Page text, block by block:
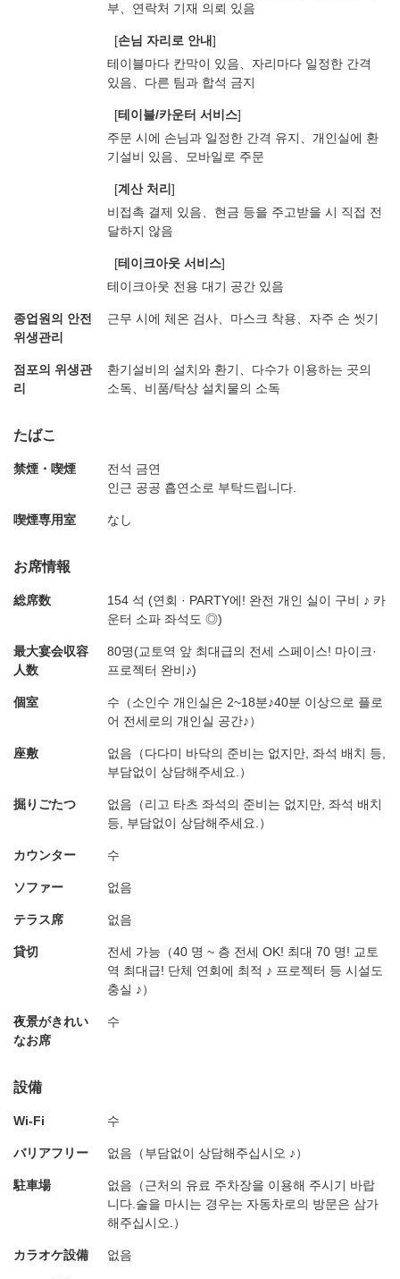
부
연락처 기재 의뢰 있음
[손님 자리로 안내]
테이블마다 칸막이 있음
자리마다 일정한 간격
있음
다른 팀과 합석 금지
[테이블/카운터 서비스]
주문 시에 손님과 일정한 간격 유지
개인실에 환
기설비 있음
모바일로 주문
[계산 처리 ]
비접촉 결제 있음
현금 등을 주고받을 시 직접 전
달하지 않음
[테이크아웃 서비스]
테이크아웃 전용 대기 공간 있음
종업원의 안전
위생관리
근무 시에 체온 검사 마스크 착용 자주 손 씻기
점포의 위생관
리
환기설비의 설치와 환기
다수가 이용하는 곳의
소독
비품/탁상 설치물의 소독
たばこ
禁煙・喫煙
전석 금연
인근 공공 흡연소로 부탁드립니다.
喫煙専用室 なし
お席情報
総席数
154 석 (연회 · PARTY에! 완전 개인 실이 구비 ♪ 카
운터 소파 좌석도 ◎)
最大宴会収容
人数
80명(교토역 앞 최대급의 전세 스페이스! 마이크·
프로젝터 완비♪)
個室
수（소인수 개인실은 2~18분♪40분 이상으로 플로
어 전세로의 개인실 공간♪）
座敷
없음（다다미 바닥의 준비는 없지만, 좌석 배치 등,
부담없이 상담해주세요.）
掘りごたつ
없음（리고 타츠 좌석의 준비는 없지만, 좌석 배치
등, 부담없이 상담해주세요.）
カウンター 수
ソファー 없음
テラス席 없음
貸切
전세 가능（40 명 ~ 층 전세 OK! 최대 70 명! 교토
역 최대급! 단체 연회에 최적 ♪ 프로젝터 등 시설도
충실 ♪）
夜景がきれい
なお席
수
設備
Wi-Fi 수
バリアフリー 없음（부담없이 상담해주십시오 ♪）
駐車場
없음（근처의 유료 주차장을 이용해 주시기 바랍
니다.술을 마시는 경우는 자동차로의 방문은 삼가
해주십시오.）
カラオケ設備 없음